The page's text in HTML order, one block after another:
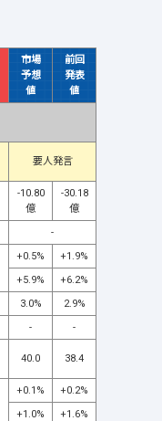
市場
予想
値
前回
発表
値
要人発言
-10.80
億
-30.18
億
-
+0.5%
+1.9%
+5.9%
+6.2%
3.0%
2.9%
- -
40.0 38.4
+0.1%
+0.2%
+1.0%
+1.6%